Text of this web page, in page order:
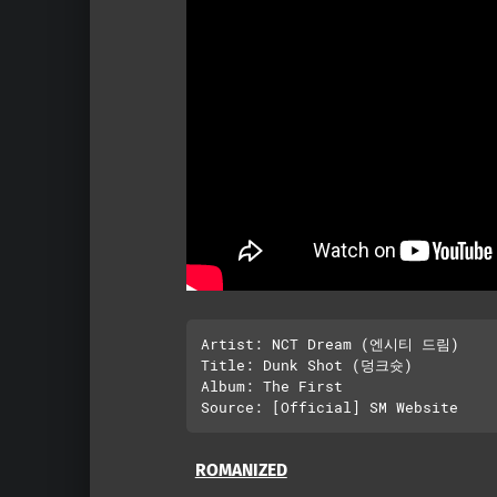
Artist: NCT Dream (엔시티 드림)
Title: Dunk Shot (덩크슛)
Album: The First
ROMANIZED